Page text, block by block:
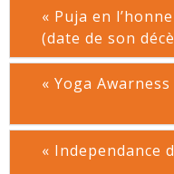
« Puja en
(date de son
« Yoga
« Independance